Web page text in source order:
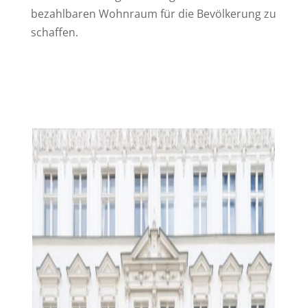
bezahlbaren Wohnraum für die Bevölkerung zu
schaffen.